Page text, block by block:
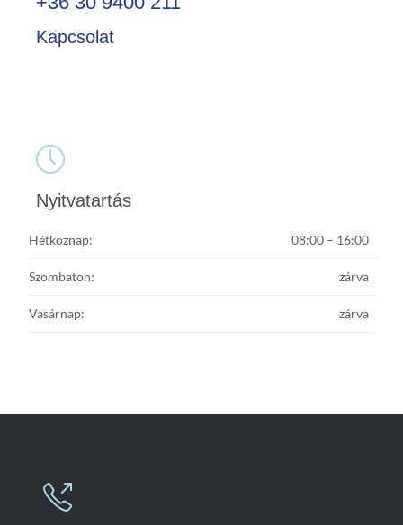
Kapcsolat

Nyitvatartás
Hétköznap: 08:00 – 16:00
Szombaton: zárva
Vasárnap: zárva
